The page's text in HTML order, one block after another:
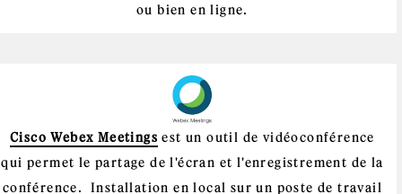
ou bien en ligne.
Cisco Webex Meetings est un outil de vidéoconférence
qui permet le partage de l'écran et l'enregistrement de la
conférence. Installation en local sur un poste de travail